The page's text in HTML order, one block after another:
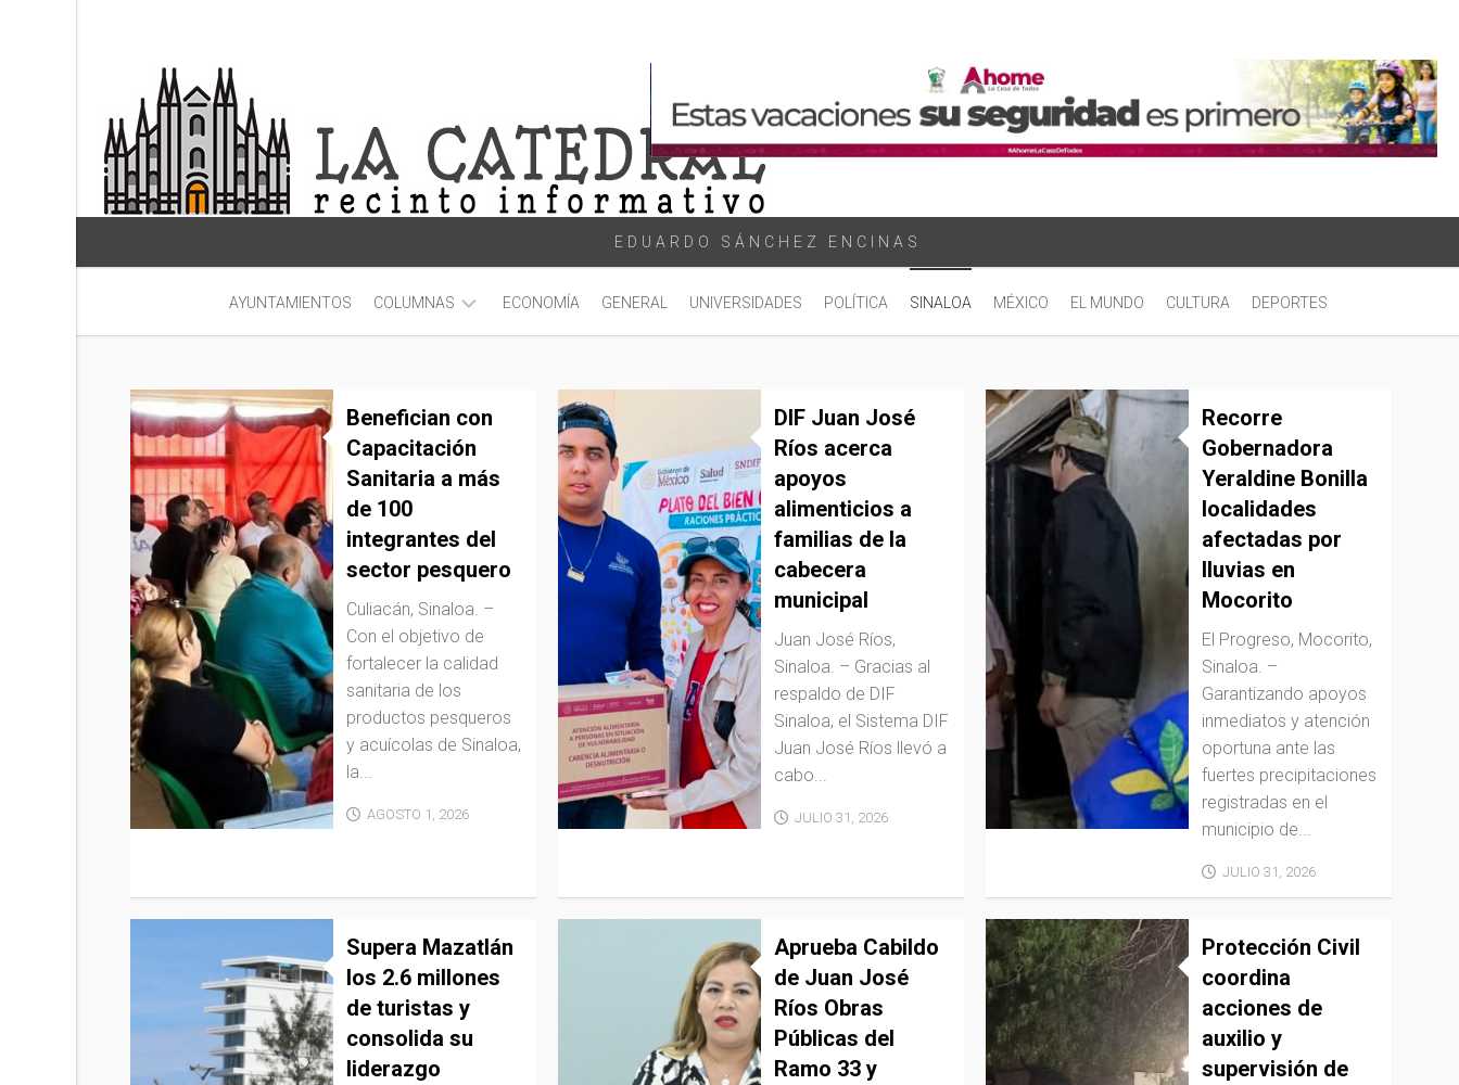
EDUARDO SÁNCHEZ ENCINAS
AYUNTAMIENTOS COLUMNAS ECONOMÍA GENERAL UNIVERSIDADES POLÍTICA SINALOA MÉXICO EL MUNDO CULTURA DEPORTES
Benefician con
Capacitación
Sanitaria a más
de 100
integrantes del
sector pesquero
Culiacán, Sinaloa. –
Con el objetivo de
fortalecer la calidad
sanitaria de los
productos pesqueros
y acuícolas de Sinaloa,
la...
AGOSTO 1, 2026
DIF Juan José
Ríos acerca
apoyos
alimenticios a
familias de la
cabecera
municipal
Juan José Ríos,
Sinaloa. – Gracias al
respaldo de DIF
Sinaloa, el Sistema DIF
Juan José Ríos llevó a
cabo...
JULIO 31, 2026
Recorre
Gobernadora
Yeraldine Bonilla
localidades
afectadas por
lluvias en
Mocorito
El Progreso, Mocorito,
Sinaloa. –
Garantizando apoyos
inmediatos y atención
oportuna ante las
fuertes precipitaciones
registradas en el
municipio de...
JULIO 31, 2026
Supera Mazatlán
los 2.6 millones
de turistas y
consolida su
liderazgo
Aprueba Cabildo
de Juan José
Ríos Obras
Públicas del
Ramo 33 y
Protección Civil
coordina
acciones de
auxilio y
supervisión de